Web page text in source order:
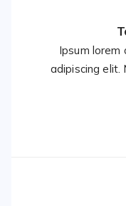
Ipsum lorem
adipiscing elit.